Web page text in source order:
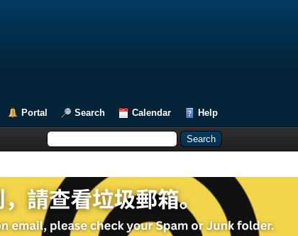
Portal Search Calendar Help